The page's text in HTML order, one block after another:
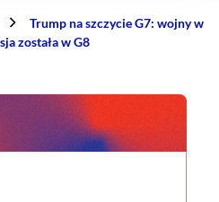
Trump na szczycie G7: wojny w
została w G8